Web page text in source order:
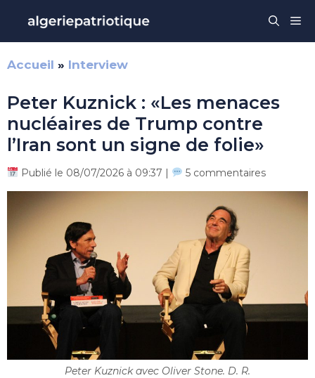
contenu
Accueil » Interview
Peter Kuznick : «Les menaces
nucléaires de Trump contre
l’Iran sont un signe de folie»
Publié le 08/07/2026 à 09:37 | 5 commentaires
Peter Kuznick avec Oliver Stone. D. R.